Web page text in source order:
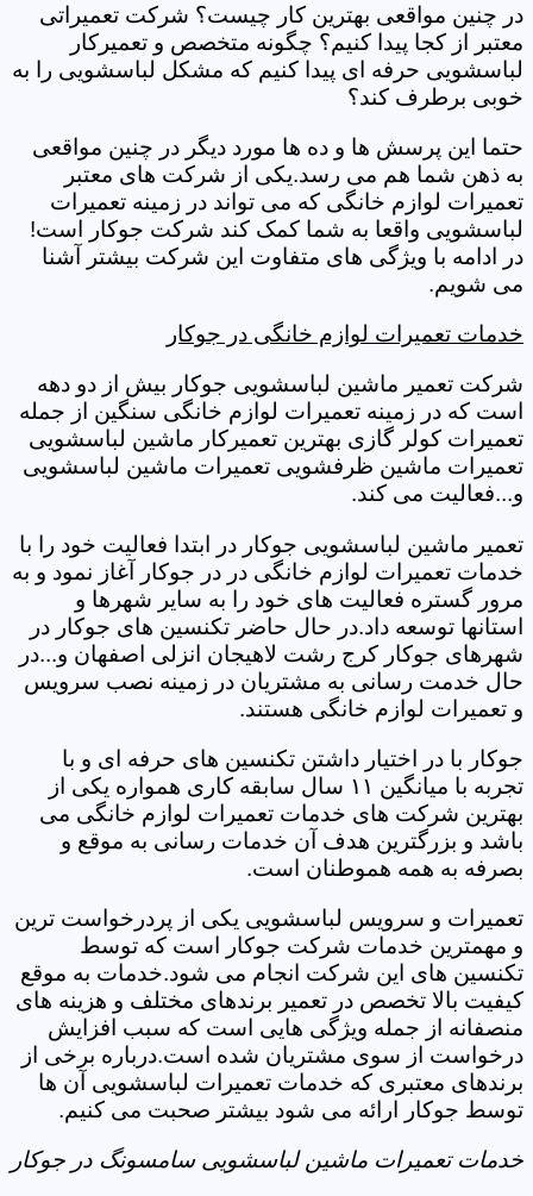
در چنین مواقعی بهترین کار چیست؟ شرکت تعمیراتی
معتبر از کجا پیدا کنیم؟ چگونه متخصص و تعمیرکار
لباسشویی حرفه ای پیدا کنیم که مشکل لباسشویی را به
خوبی برطرف کند؟
حتما این پرسش ها و ده ها مورد دیگر در چنین مواقعی
به ذهن شما هم می رسد.یکی از شرکت های معتبر
تعمیرات لوازم خانگی که می تواند در زمینه تعمیرات
لباسشویی واقعا به شما کمک کند شرکت جوکار است!
در ادامه با ویژگی های متفاوت این شرکت بیشتر آشنا
می شویم.
خدمات تعمیرات لوازم خانگی در جوکار
شرکت تعمیر ماشین لباسشویی جوکار بیش از دو دهه
است که در زمینه تعمیرات لوازم خانگی سنگین از جمله
تعمیرات کولر گازی بهترین تعمیرکار ماشین لباسشویی
تعمیرات ماشین ظرفشویی تعمیرات ماشین لباسشویی
و...فعالیت می کند.
تعمیر ماشین لباسشویی جوکار در ابتدا فعالیت خود را با
خدمات تعمیرات لوازم خانگی در در جوکار آغاز نمود و به
مرور گستره فعالیت های خود را به سایر شهرها و
استانها توسعه داد.در حال حاضر تکنسین های جوکار در
شهرهای جوکار کرج رشت لاهیجان انزلی اصفهان و...در
حال خدمت رسانی به مشتریان در زمینه نصب سرویس
و تعمیرات لوازم خانگی هستند.
جوکار با در اختیار داشتن تکنسین های حرفه ای و با
تجربه با میانگین ۱۱ سال سابقه کاری همواره یکی از
بهترین شرکت های خدمات تعمیرات لوازم خانگی می
باشد و بزرگترین هدف آن خدمات رسانی به موقع و
بصرفه به همه هموطنان است.
تعمیرات و سرویس لباسشویی یکی از پردرخواست ترین
و مهمترین خدمات شرکت جوکار است که توسط
تکنسین های این شرکت انجام می شود.خدمات به موقع
کیفیت بالا تخصص در تعمیر برندهای مختلف و هزینه های
منصفانه از جمله ویژگی هایی است که سبب افزایش
درخواست از سوی مشتریان شده است.درباره برخی از
برندهای معتبری که خدمات تعمیرات لباسشویی آن ها
توسط جوکار ارائه می شود بیشتر صحبت می کنیم.
خدمات تعمیرات ماشین لباسشویی سامسونگ در جوکار